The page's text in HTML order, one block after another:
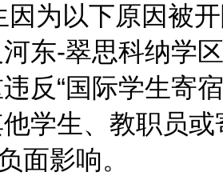
为以下原因被开
-翠思科纳学区
“国际学生寄宿
生、教职员或
面影响。